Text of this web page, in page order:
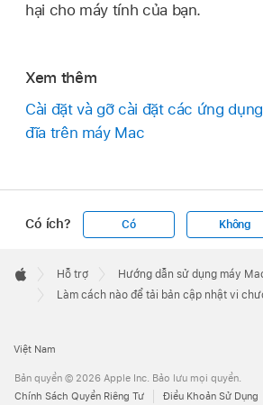
hại cho máy tính của bạn.
Xem thêm
Cài đặt và gỡ cài đặt các ứng
đĩa trên máy Mac
Có ích? Có Không
Footer

Apple
Hỗ trợ
Hướng dẫn sử dụng máy
Làm cách nào để tải bản cập nhật vi
Việt Nam
Bản quyền © 2026 Apple Inc. Bảo lưu mọi quyền.
Chính Sách Quyền Riêng Tư
Điều Khoản Sử Dụng